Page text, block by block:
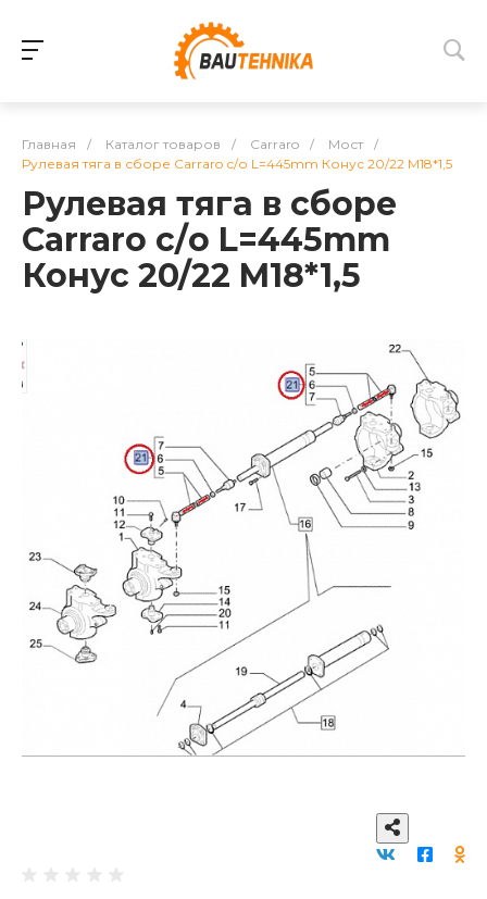
Главная / Каталог товаров / Carraro / Мост
/
Рулевая тяга в сборе Carraro с/о L=445mm Конус 20/22 M18*1,5
Рулевая тяга в сборе
Carraro с/о L=445mm
Конус 20/22 M18*1,5